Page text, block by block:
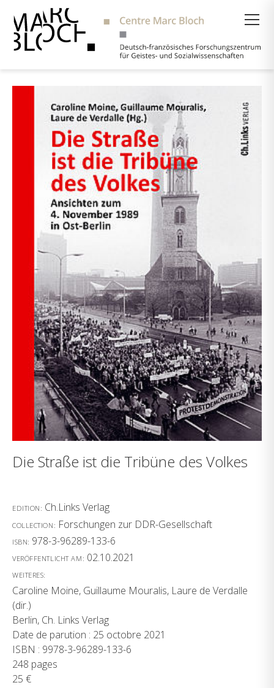
Die Straße ist die Tribüne des Volkes
EDITION: Ch.Links Verlag
COLLECTION: Forschungen zur DDR-Gesellschaft
ISBN: 978-3-96289-133-6
VERÖFFENTLICHT AM: 02.10.2021
WEITERES:
Caroline Moine, Guillaume Mouralis, Laure de Verdalle
(dir.)
Berlin, Ch. Links Verlag
Date de parution : 25 octobre 2021
ISBN : 9978-3-96289-133-6
248 pages
25 €